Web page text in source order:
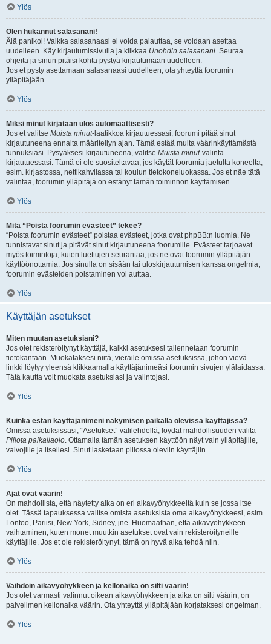
Ylös
Olen hukannut salasanani!
Älä panikoi! Vaikka salasanaasi ei voida palauttaa, se voidaan asettaa
uudelleen. Käy kirjautumissivulla ja klikkaa Unohdin salasanani. Seuraa
ohjeita ja sinun pitäisi kohta pystyä kirjautumaan uudelleen.
Jos et pysty asettamaan salasanaasi uudelleen, ota yhteyttä foorumin
ylläpitäjään.
Ylös
Miksi minut kirjataan ulos automaattisesti?
Jos et valitse Muista minut-laatikkoa kirjautuessasi, foorumi pitää sinut
kirjautuneena ennalta määritellyn ajan. Tämä estää muita väärinkäyttämästä
tunnuksiasi. Pysyäksesi kirjautuneena, valitse Muista minut-valinta
kirjautuessasi. Tämä ei ole suositeltavaa, jos käytät foorumia jaetulta koneelta,
esim. kirjastossa, nettikahvilassa tai koulun tietokoneluokassa. Jos et näe tätä
valintaa, foorumin ylläpitäjä on estänyt tämän toiminnon käyttämisen.
Ylös
Mitä “Poista foorumin evästeet” tekee?
“Poista foorumin evästeet” poistaa evästeet, jotka ovat phpBB:n luomia. Ne
tunnistavat sinut ja pitävät sinut kirjautuneena foorumille. Evästeet tarjoavat
myös toimintoja, kuten luettujen seurantaa, jos ne ovat foorumin ylläpitäjän
käyttöönottamia. Jos sinulla on sisään tai uloskirjautumisen kanssa ongelmia,
foorumin evästeiden poistaminen voi auttaa.
Ylös
Käyttäjän asetukset
Miten muutan asetuksiani?
Jos olet rekisteröitynyt käyttäjä, kaikki asetuksesi tallennetaan foorumin
tietokantaan. Muokataksesi niitä, vieraile omissa asetuksissa, johon vievä
linkki löytyy yleensä klikkaamalla käyttäjänimeäsi foorumin sivujen ylälaidassa.
Tätä kautta voit muokata asetuksiasi ja valintojasi.
Ylös
Kuinka estän käyttäjänimeni näkymisen paikalla olevissa käyttäjissä?
Omissa asetuksissasi, “Asetukset”-välilehdellä, löydät mahdollisuuden valita
Piilota paikallaolo. Ottamalla tämän asetuksen käyttöön näyt vain ylläpitäjille,
valvojille ja itsellesi. Sinut lasketaan piilossa oleviin käyttäjiin.
Ylös
Ajat ovat väärin!
On mahdollista, että näytetty aika on eri aikavyöhykkeeltä kuin se jossa itse
olet. Tässä tapauksessa valitse omista asetuksista oma aikavyöhykkeesi, esim.
Lontoo, Pariisi, New York, Sidney, jne. Huomaathan, että aikavyöhykkeen
vaihtaminen, kuten monet muutkin asetukset ovat vain rekisteröityneille
käyttäjille. Jos et ole rekisteröitynyt, tämä on hyvä aika tehdä niin.
Ylös
Vaihdoin aikavyöhykkeen ja kellonaika on silti väärin!
Jos olet varmasti valinnut oikean aikavyöhykkeen ja aika on silti väärin, on
palvelimen kellonaika väärin. Ota yhteyttä ylläpitäjään korjataksesi ongelman.
Ylös